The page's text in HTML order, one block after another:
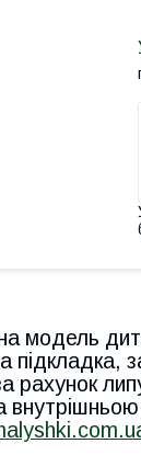
модель
рахунок